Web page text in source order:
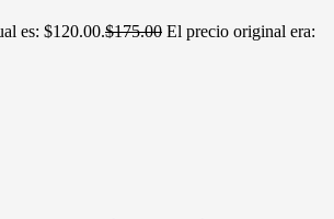
es: $120.00.$175.00 El precio original era: